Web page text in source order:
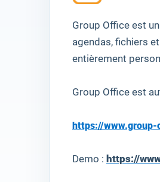
Group Office est un
agendas, fichiers et
entièrement
Group Office est
https://
Demo : https://